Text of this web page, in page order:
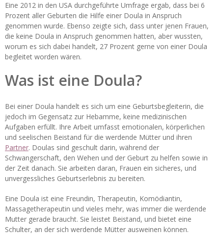
Eine 2012 in den USA durchgeführte Umfrage ergab, dass bei 6
Prozent aller Geburten die Hilfe einer Doula in Anspruch
genommen wurde. Ebenso zeigte sich, dass unter jenen Frauen,
die keine Doula in Anspruch genommen hatten, aber wussten,
worum es sich dabei handelt, 27 Prozent gerne von einer Doula
begleitet worden wären.
Was ist eine Doula?
Bei einer Doula handelt es sich um eine Geburtsbegleiterin, die
jedoch im Gegensatz zur Hebamme, keine medizinischen
Aufgaben erfüllt. Ihre Arbeit umfasst emotionalen, körperlichen
und seelischen Beistand für die werdende Mütter und ihren
Partner. Doulas sind geschult darin, während der
Schwangerschaft, den Wehen und der Geburt zu helfen sowie in
der Zeit danach. Sie arbeiten daran, Frauen ein sicheres, und
unvergessliches Geburtserlebnis zu bereiten.
Eine Doula ist eine Freundin, Therapeutin, Komödiantin,
Massagetherapeutin und vieles mehr, was immer die werdende
Mutter gerade braucht. Sie leistet Beistand, und bietet eine
Schulter, an der sich werdende Mütter ausweinen können.